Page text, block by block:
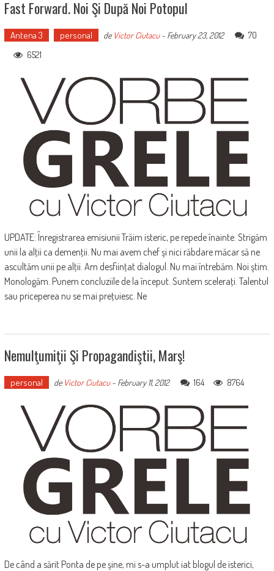
Fast Forward. Noi Şi După Noi Potopul
Antena 3 personal de Victor Ciutacu- February 23, 2012
70
6521
UPDATE: Înregistrarea emisiunii Trăim isteric, pe repede înainte. Strigăm
unii la alţii ca demenţii. Nu mai avem chef şi nici răbdare măcar să ne
ascultăm unii pe alţii. Am desfiinţat dialogul. Nu mai întrebăm. Noi ştim.
Monologăm. Punem concluziile de la început. Suntem sceleraţi. Talentul
sau priceperea nu se mai preţuiesc. Ne
Nemulţumiţii Şi Propagandiştii, Marş!
personal de Victor Ciutacu- February 11, 2012 164 8764
De când a sărit Ponta de pe şine, mi s-a umplut iat blogul de isterici,